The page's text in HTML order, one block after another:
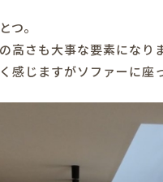
つ。
高さも大事な要素にな
感じますがソファーに座